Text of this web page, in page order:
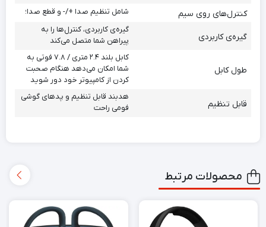
کنترل‌های روی سیم شامل تنظیم صدا +/- و قطع صدا؛
گیره‌ی کاربردی
گیره‌ی کاربردی، کنترل‌ها را به
پیراهن شما متصل می‌کند
طول کابل
کابل بلند ۲.۴ متری / ۷.۸ فوتی به
شما امکان می‌دهد هنگام صحبت
کردن از کامپیوتر خود دور شوید
قابل تنظیم
هدبند قابل تنظیم و پدهای گوشی
فومی راحت
محصولات مرتبط